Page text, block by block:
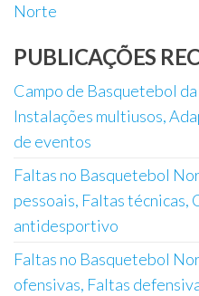
Norte
PUBLICAÇÕES
Campo de Basquetebol
Instalações multiusos,
de eventos
Faltas no Basquetebol
pessoais, Faltas técnicas,
antidesportivo
Faltas no Basquetebol
ofensivas, Faltas